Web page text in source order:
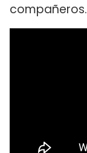
compañeros.